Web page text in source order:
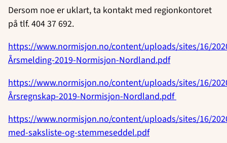
Dersom noe er uklart, ta kontakt med regionkontoret
på tlf. 404 37 692.
https://www.normisjon.no/content/uploads/sites/16/
Årsmelding-2019-Normisjon-Nordland.pdf
https://www.normisjon.no/content/uploads/sites/16/
Årsregnskap-2019-Normisjon-Nordland.pdf
https://www.normisjon.no/content/uploads/sites/16/
med-saksliste-og-stemmeseddel.pdf